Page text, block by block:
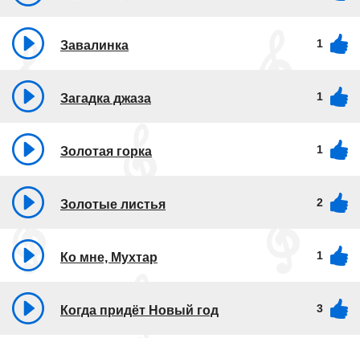
Завалинка 1
Загадка джаза 1
Золотая горка 1
Золотые листья 2
Ко мне, Мухтар 1
Когда придёт Новый год 3